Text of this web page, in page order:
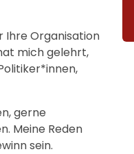
Ihre Organisation
mich gelehrt,
gerne
Meine Reden
sein.